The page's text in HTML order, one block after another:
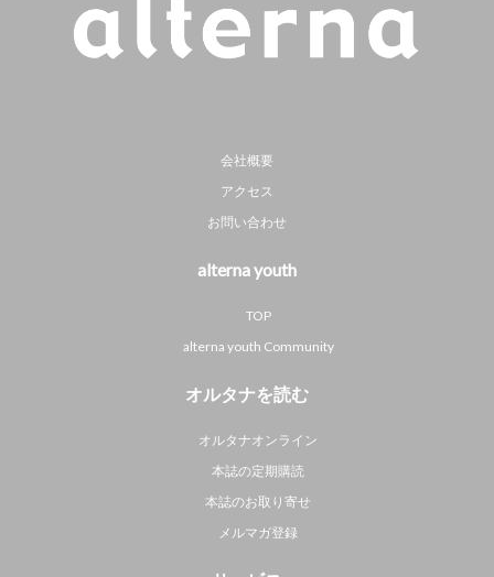
会社概要
アクセス
お問い合わせ
alterna youth
TOP
alterna youth Community
オルタナを読む
オルタナオンライン
本誌の定期購読
本誌のお取り寄せ
メルマガ登録